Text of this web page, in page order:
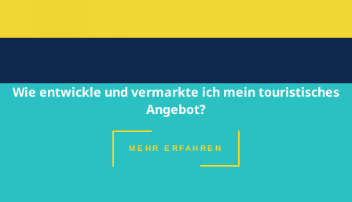
Wie entwickle und vermarkte ich mein touristisches
Angebot?
MEHR ERFAHREN